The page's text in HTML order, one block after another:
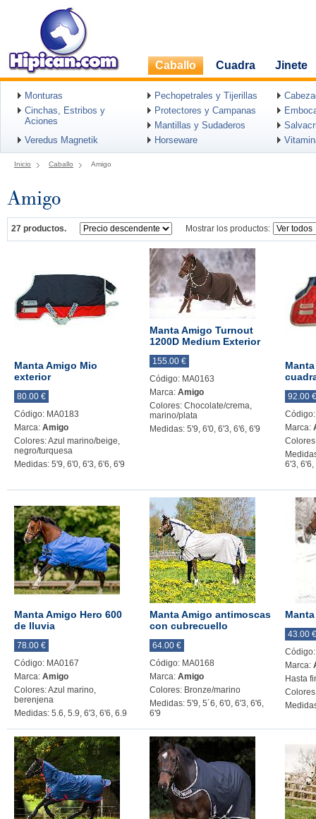
Caballo Cuadra Jinete
Monturas Pechopetrales y Tijerillas
Cinchas, Estribos y
Aciones
Protectores y Campanas
Mantillas y Sudaderos
Veredus Magnetik
Horseware
Inicio Caballo Amigo
Amigo
27 productos. Mostrar los productos:
Manta Amigo Mio
exterior
80.00 €
Código: MA0183
Marca: Amigo
Colores: Azul marino/beige,
negro/turquesa
Medidas: 5'9, 6'0, 6'3, 6'6, 6'9
Manta Amigo Turnout
1200D Medium Exterior
155.00 €
Código: MA0163
Marca: Amigo
Colores: Chocolate/crema,
marino/plata
Medidas: 5'9, 6'0, 6'3, 6'6, 6'9
92.00 €
Marca:
6'3, 6'6,
Manta Amigo Hero 600
de lluvia
78.00 €
Código: MA0167
Marca: Amigo
Colores: Azul marino,
berenjena
Medidas: 5.6, 5.9, 6'3, 6'6, 6.9
Manta Amigo antimoscas
con cubrecuello
64.00 €
Código: MA0168
Marca: Amigo
Colores: Bronze/marino
Medidas: 5'9, 5´6, 6'0, 6'3, 6'6,
6'9
43.00 €
Marca:
Hasta